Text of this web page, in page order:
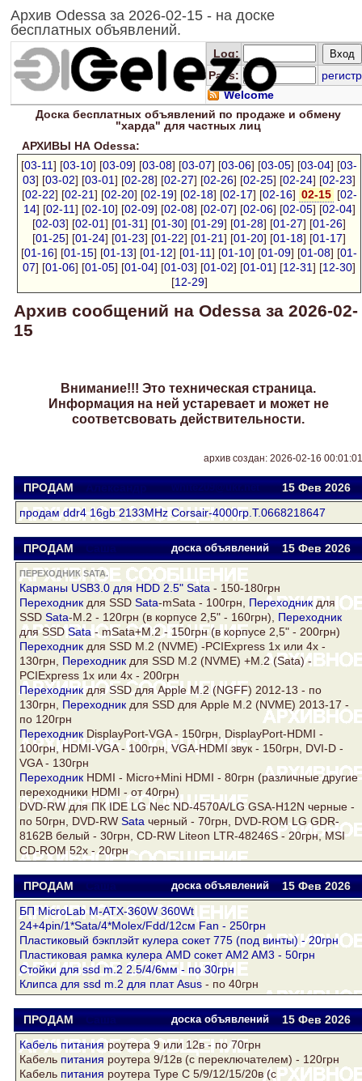
Архив Odessa за 2026-02-15 - на доске
бесплатных объявлений.
Log:
Pass:
регистр
Welcome
Доска бесплатныхобъявлений по продаже и обмену
"харда" для частных лиц
АРХИВЫ НА Odessa:
[03-11] [03-10] [03-09] [03-08] [03-07] [03-06] [03-05] [03-04] [03-
03] [03-02] [03-01] [02-28] [02-27] [02-26] [02-25] [02-24] [02-23]
[02-22] [02-21] [02-20] [02-19] [02-18] [02-17] [02-16] 02-15 [02-
14] [02-11] [02-10] [02-09] [02-08] [02-07] [02-06] [02-05] [02-04]
[02-03] [02-01] [01-31] [01-30] [01-29] [01-28] [01-27] [01-26]
[01-25] [01-24] [01-23] [01-22] [01-21] [01-20] [01-18] [01-17]
[01-16] [01-15] [01-13] [01-12] [01-11] [01-10] [01-09] [01-08] [01-
07] [01-06] [01-05] [01-04] [01-03] [01-02] [01-01] [12-31] [12-30]
[12-29]
Архив сообщений на Odessa за 2026-02-
15
Внимание!!! Это техническая страница.
Информация на ней устаревает и может не
соответсвовать действительности.
архив создан: 2026-02-16 00:01:01
ПРОДАМ Александр white209@ukr.net 15 Фев2026
продам ddr4 16gb 2133MHz Corsair-4000гр.Т.0668218647
ПРОДАМ Саша доска объявлений 15 Фев2026
ПЕРЕХОДНИК SATA.
Карманы USB3.0 для HDD 2.5" Sata - 150-180грн
Переходник для SSD Sata-mSata - 100грн, Переходник для
SSD Sata-М.2 - 120грн (в корпусе 2,5" - 160грн), Переходник
для SSDSata - mSata+М.2 - 150грн (в корпусе 2,5" - 200грн)
Переходник для SSD M.2 (NVME) -PCIExpress 1х или 4x -
130грн, Переходник для SSD M.2 (NVME) +M.2 (Sata) -
PCIExpress 1х или 4x - 200грн
Переходникдля SSD для Apple M.2 (NGFF) 2012-13 - по
130грн, Переходник для SSD для Apple M.2 (NVME) 2013-17 -
по 120грн
Переходник DisplayPort-VGA - 150грн, DisplayPort-HDMI -
100грн, HDMI-VGA - 100грн, VGA-HDMI звук - 150грн, DVI-D -
VGA - 130грн
Переходник HDMI - Micro+Mini HDMI - 80грн (различные другие
переходники HDMI - от 40грн)
DVD-RW для ПК IDE LG Nec ND-4570A/LG GSA-H12N черные -
по 50грн, DVD-RW Sata черный - 70грн, DVD-ROM LG GDR-
8162B белый - 30грн, CD-RW Liteon LTR-48246S - 20грн, MSI
CD-ROM 52x - 20грн
ПРОДАМ Саша доска объявлений 15 Фев2026
БП MicroLab M-ATX-360W 360Wt
24+4pin/1*Sata/4*Molex/Fdd/12см Fan - 250грн
Пластиковый бэкплэйт кулера сокет 775 (под винты) - 20грн
Пластиковая рамка кулера AMD сокет AM2 AM3 - 50грн
Стойки для ssd m.2 2.5/4/6мм - по 30грн
Клипса для ssd m.2 для платAsus - по 40грн
ПРОДАМ Саша доска объявлений 15 Фев2026
Кабельпитанияроутера 9 или 12в - по 70грн
Кабель питания роутера 9/12в (с переключателем) - 120грн
Кабель питания роутера Type C 5/9/12/15/20в (с